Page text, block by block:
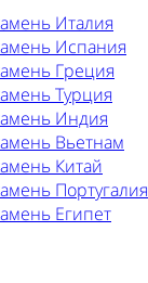
Италия
Испания
Греция
Турция
Индия
Вьетнам
Китай
Португалия
Египет